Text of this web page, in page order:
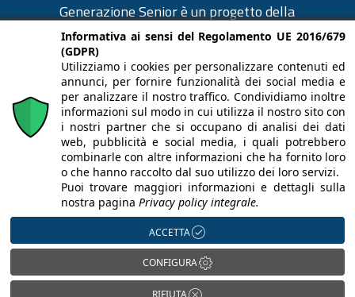
Generazione Senior è un progetto della
Cooperativa La Meridiana di Monza.
cooplameridiana.it
Il materiale contenuto in questo sito è
proprietà de LA MERIDIANA società
cooperativa sociale, che ne detiene tutti i diritti.
Via Cesare Battisti 86, 20900 Monza –
lameridiana.monza@pec.it
P.IVA IT02322460961 – C.F. 08400690155 –
REA MB1226232 – Registro delle Imprese di
Informativa ai sensi del Regolamento UE 2016/679
(GDPR)
Utilizziamo i cookies per personalizzare contenuti ed
annunci, per fornire funzionalità dei social media e
per analizzare il nostro traffico. Condividiamo inoltre
informazioni sul modo in cui utilizza il nostro sito con
i nostri partner che si occupano di analisi dei dati
web, pubblicità e social media, i quali potrebbero
combinarle con altre informazioni che ha fornito loro
o che hanno raccolto dal suo utilizzo dei loro servizi.
Puoi trovare maggiori informazioni e dettagli sulla
nostra pagina Privacy policy integrale.
ACCETTA
CONFIGURA
RIFIUTA